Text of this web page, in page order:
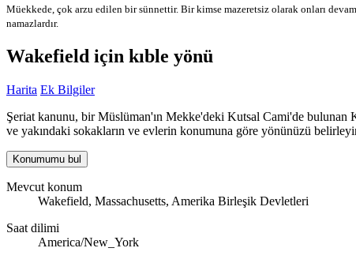
Müekkede, çok arzu edilen bir sünnettir. Bir kimse mazeretsiz olarak onları
namazlardır.
Wakefield için kıble yönü
Harita Ek Bilgiler
Şeriat kanunu, bir Müslüman'ın Mekke'deki Kutsal Cami'de bulunan
ve yakındaki sokakların ve evlerin konumuna göre yönünüzü
Konumumu bul
Mevcut konum
Wakefield, Massachusetts, Amerika Birleşik Devletleri
Saat dilimi
America/New_York